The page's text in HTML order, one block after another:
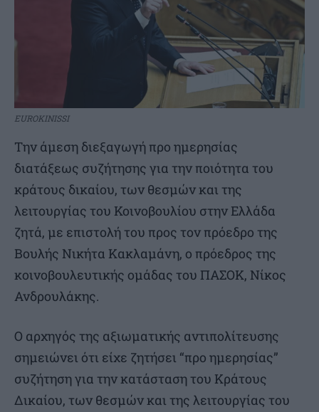
EUROKINISSI
Την άμεση διεξαγωγή προ ημερησίας
διατάξεως συζήτησης για την ποιότητα του
κράτους δικαίου, των θεσμών και της
λειτουργίας του Κοινοβουλίου στην Ελλάδα
ζητά, με επιστολή του προς τον πρόεδρο της
Βουλής Νικήτα Κακλαμάνη, ο πρόεδρος της
κοινοβουλευτικής ομάδας του ΠΑΣΟΚ, Νίκος
Ανδρουλάκης.
Ο αρχηγός της αξιωματικής αντιπολίτευσης
σημειώνει ότι είχε ζητήσει “προ ημερησίας”
συζήτηση για την κατάσταση του Κράτους
Δικαίου, των θεσμών και της λειτουργίας του